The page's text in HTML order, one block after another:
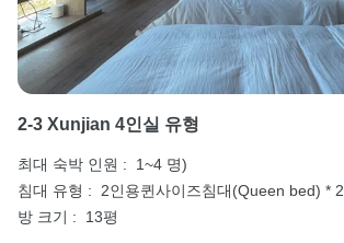
2-3 Xunjian 4인실 유형
최대 숙박 인원 :
1~4 명)
침대 유형 :
2인용퀸사이즈침대(Queen bed) * 2
방 크기 :
13평